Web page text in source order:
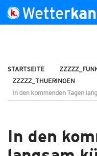
STARTSEITE
ZZZZZ_THUERINGEN
In den kommenden Tagen
In den